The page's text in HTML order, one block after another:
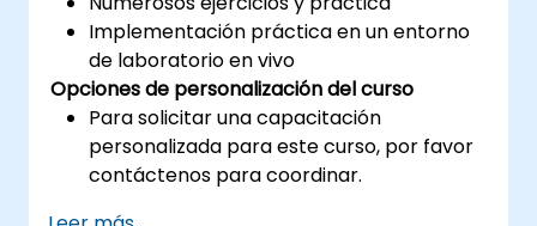
Implementación práctica en un entorno
de laboratorio en vivo
Opciones de personalización del curso
Para solicitar una capacitación
personalizada para este curso, por favor
contáctenos para coordinar.